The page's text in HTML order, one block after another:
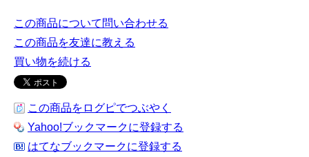
この商品について問い合わせる
この商品を友達に教える
買い物を続ける
この商品をログピでつぶやく
Yahoo!ブックマークに登録する
はてなブックマークに登録する